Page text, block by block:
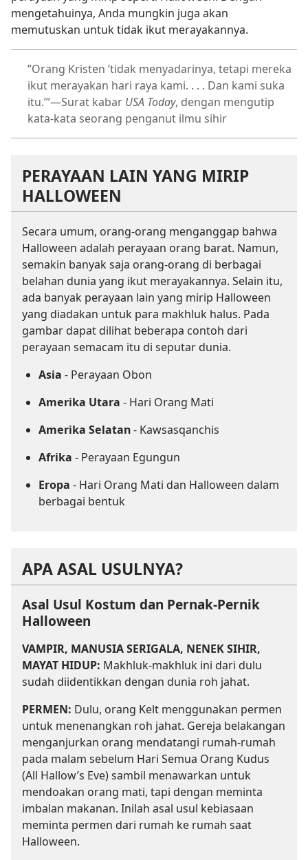
mengetahuinya, Anda mungkin juga akan
memutuskan untuk tidak ikut merayakannya.
”Orang Kristen ’tidak menyadarinya, tetapi mereka
ikut merayakan hari raya kami. . . . Dan kami suka
itu.’”​—Surat kabar USA Today, dengan mengutip
kata-kata seorang penganut ilmu sihir
PERAYAAN LAIN YANG MIRIP
HALLOWEEN
Secara umum, orang-orang menganggap bahwa
Halloween adalah perayaan orang barat. Namun,
semakin banyak saja orang-orang di berbagai
belahan dunia yang ikut merayakannya. Selain itu,
ada banyak perayaan lain yang mirip Halloween
yang diadakan untuk para makhluk halus. Pada
gambar dapat dilihat beberapa contoh dari
perayaan semacam itu di seputar dunia.
Asia - Perayaan Obon
Amerika Utara - Hari Orang Mati
Amerika Selatan- Kawsasqanchis
Afrika - Perayaan Egungun
Eropa - Hari Orang Mati dan Halloween dalam
berbagai bentuk
APA ASAL USULNYA?
Asal Usul Kostum dan Pernak-Pernik
Halloween
VAMPIR, MANUSIA SERIGALA, NENEK SIHIR,
MAYAT HIDUP: Makhluk-makhluk ini dari dulu
sudah diidentikkan dengan dunia roh jahat.
PERMEN: Dulu, orang Kelt menggunakan permen
untuk menenangkan roh jahat. Gereja belakangan
menganjurkan orang mendatangi rumah-rumah
pada malam sebelum Hari Semua Orang Kudus
(All Hallow’s Eve) sambil menawarkan untuk
mendoakan orang mati, tapi dengan meminta
imbalan makanan. Inilah asal usul kebiasaan
meminta permen dari rumah ke rumah saat
Halloween.